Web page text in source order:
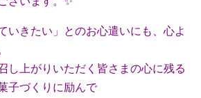
きたい」とのお心遣いにも、心よ
上がりいただく皆さまの心に残る
子づくりに励んで